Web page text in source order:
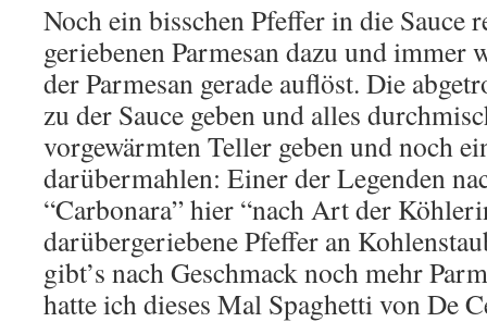
Noch ein bisschen Pfeffer in die Sauce
geriebenen Parmesan dazu und immer
der Parmesan gerade auflöst. Die
zu der Sauce geben und alles
vorgewärmten Teller geben und noch
darübermahlen: Einer der Legenden
“Carbonara” hier “nach Art der
darübergeriebene Pfeffer an
gibt’s nach Geschmack noch mehr
hatte ich dieses Mal Spaghetti von De